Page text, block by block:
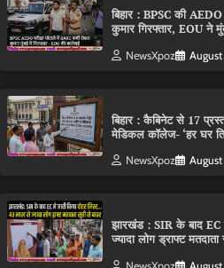
बिहार : BPSC की AEDO
कुमार गिरफ्तार, EOU ने
NewsXpoz
बिहार : कैबिनेट से 17
मेडिकल कॉलेज- ‘हर घर
NewsXpoz
झारखंड : SIR के बाद EC
ज्यादा लोग ड्राफ्ट